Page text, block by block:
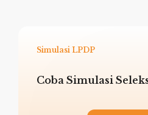
Simulasi LPDP
Coba Simulasi